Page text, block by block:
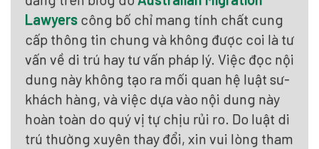
Lawyers công bố chỉ mang tính chất cung
cấp thông tin chung và không được coi là tư
vấn về di trú hay tư vấn pháp lý. Việc đọc nội
dung này không tạo ra mối quan hệ luật sư-
khách hàng, và việc dựa vào nội dung này
hoàn toàn do quý vị tự chịu rủi ro. Do luật di
trú thường xuyên thay đổi, xin vui lòng tham